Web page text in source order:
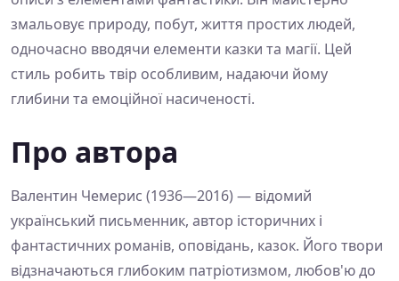
змальовує природу, побут, життя простих людей,
одночасно вводячи елементи казки та магії. Цей
стиль робить твір особливим, надаючи йому
глибини та емоційної насиченості.
Про автора
Валентин Чемерис (1936—2016) — відомий
український письменник, автор історичних і
фантастичних романів, оповідань, казок. Його твори
відзначаються глибоким патріотизмом, любов'ю до